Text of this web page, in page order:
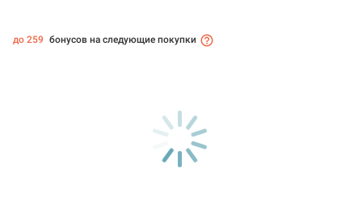
до 259 бонусов на следующие покупки